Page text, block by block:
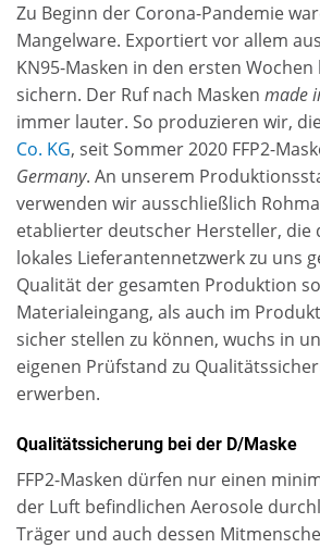
Zu Beginn der Corona-Pandemie
Mangelware. Exportiert vor allem
KN95-Masken in den ersten
sichern. Der Ruf nach Masken made
immer lauter. So produzieren wir,
Co. KG, seit Sommer 2020 FFP2-
Germany. An unserem
verwenden wir ausschließlich
etablierter deutscher Hersteller, die
lokales Lieferantennetzwerk zu uns
Qualität der gesamten Produktion
Materialeingang, als auch im
sicher stellen zu können, wuchs in
eigenen Prüfstand zu
erwerben.
Qualitätssicherung bei der D/Maske
FFP2-Masken dürfen nur einen
der Luft befindlichen Aerosole
Träger und auch dessen